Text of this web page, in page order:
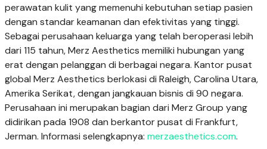
perawatan kulit yang memenuhi kebutuhan setiap pasien
dengan standar keamanan dan efektivitas yang tinggi.
Sebagai perusahaan keluarga yang telah beroperasi lebih
dari 115 tahun, Merz Aesthetics memiliki hubungan yang
erat dengan pelanggan di berbagai negara. Kantor pusat
global Merz Aesthetics berlokasi di Raleigh, Carolina Utara,
Amerika Serikat, dengan jangkauan bisnis di 90 negara.
Perusahaan ini merupakan bagian dari Merz Group yang
didirikan pada 1908 dan berkantor pusat di Frankfurt,
Jerman. Informasi selengkapnya: merzaesthetics.com.